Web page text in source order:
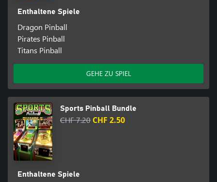
Enthaltene Spiele
Dragon Pinball
Pirates Pinball
Titans Pinball
GEHE ZU SPIEL
Sports Pinball Bundle
CHF 7.20 CHF 2.50
Enthaltene Spiele